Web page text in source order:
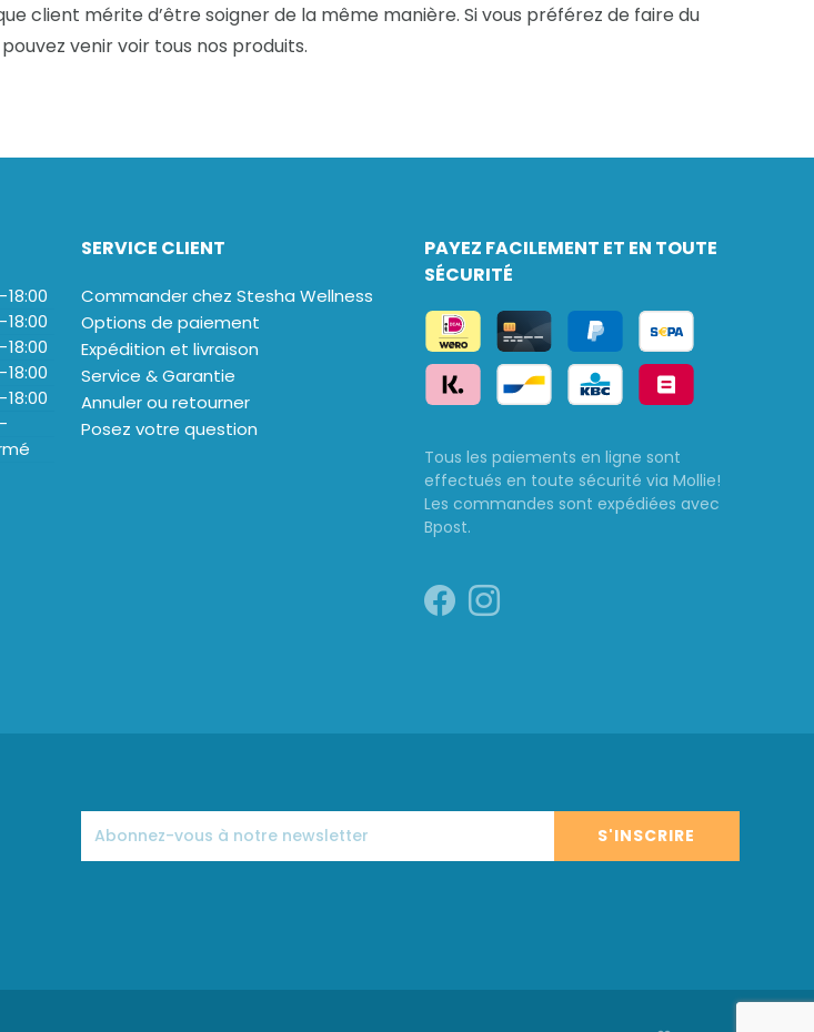
client mérite d’être soigner de la même manière. Si vous préférez de faire du
venir voir tous nos produits.
-18:00
-18:00
-18:00
-18:00
-18:00
-
SERVICE CLIENT
Commander chez Stesha Wellness
Options de paiement
Expédition et livraison
Service & Garantie
Annuler ou retourner
Posez votre question
PAYEZ FACILEMENT ET EN TOUTE
SÉCURITÉ
Tous les paiements en ligne sont
effectués en toute sécurité via Mollie!
Les commandes sont expédiées avec
Bpost.
S'INSCRIRE